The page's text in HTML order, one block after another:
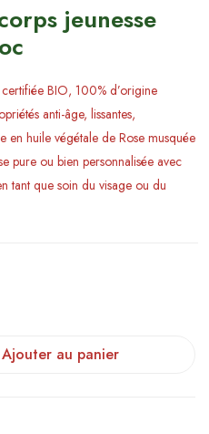
jeunesse
BIO, 100% d’origine
anti-âge, lissantes,
en huile végétale de Rose musquée
pure ou bien personnalisée avec
tant que soin du visage ou du
Ajouter au panier